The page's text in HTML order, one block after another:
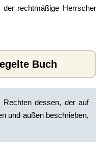
rechtmäßige Herrscher
Buch
dessen, der auf
und außen beschrieben,